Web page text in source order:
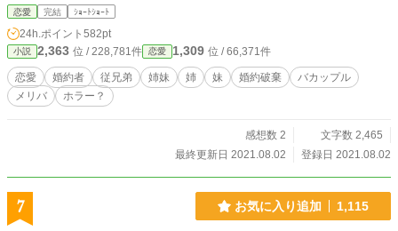
ティアは僕のお嫁さんになって、2人で幸せな家庭を築くん
バカップルは何を言っているの？
恋愛 完結 ｼｮｰﾄｼｮｰﾄ
24h.ポイント 582pt
小説 2,363 位 / 228,781件 恋愛 1,309 位 / 66,371件
恋愛 婚約者 従兄弟 姉妹 姉 妹 婚約破棄
バカップル
メリバ
ホラー？
感想数 2
文字数 2,465
最終更新日 2021.08.02
登録日 2021.08.02
7 お気に入り追加 1,115